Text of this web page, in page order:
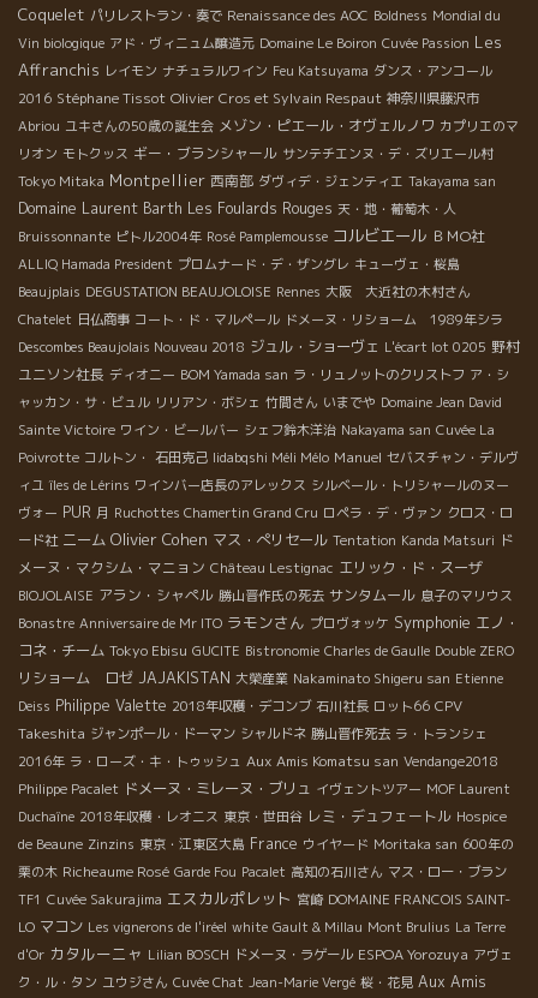
Coquelet パリレストラン・奏で Renaissance des AOC Boldness Mondial du
Vin biologique アド・ヴィニュム醸造元 Domaine Le Boiron Cuvée Passion Les
Affranchis レイモン ナチュラルワイン Feu Katsuyama ダンス・アンコール
2016 Stéphane Tissot Olivier Cros et Sylvain Respaut 神奈川県藤沢市
Abriou ユキさんの50歳の誕生会 メゾン・ピエール・オヴェルノワ カプリエのマ
リオン モトクッス ギー・ブランシャール サンテチエンヌ・デ・ズリエール村
Tokyo Mitaka Montpellier 西南部 ダヴィデ・ジェンティエ Takayama san
Domaine Laurent Barth Les Foulards Rouges 天・地・葡萄木・人
Bruissonnante ピトル2004年 Rosé Pamplemousse コルビエール ＢＭО社
ALLIQ Hamada President プロムナード・デ・ザングレ キューヴェ・桜島
Beaujplais DEGUSTATION BEAUJOLOISE Rennes 大阪 大近社の木村さん
Chatelet 日仏商事 コート・ド・マルペール ドメーヌ・リショーム 1989年シラ
Descombes Beaujolais Nouveau 2018 ジュル・ショーヴェ L'écart lot 0205 野村
ユニソン社長 ディオニー BOM Yamada san ラ・リュノットのクリストフ ア・シ
ャッカン・サ・ビュル リリアン・ボシェ 竹間さん いまでや Domaine Jean David
Sainte Victoire ワイン・ビールバー シェフ鈴木洋治 Nakayama san Cuvée La
Poivrotte コルトン・ 石田克己 Iidabqshi Méli Mélo Manuel セバスチャン・デルヴ
ィユ îles de Lérins ワインバー店長のアレックス シルベール・トリシャールのヌー
ヴォー PUR 月 Ruchottes Chamertin Grand Cru ロペラ・デ・ヴァン クロス・ロ
ード社 ニーム Olivier Cohen マス・ぺリセール Tentation Kanda Matsuri ド
メーヌ・マクシム・マニョン Château Lestignac エリック・ド・スーザ
BIOJOLAISE アラン・シャペル 勝山晋作氏の死去 サンタムール 息子のマリウス
Bonastre Anniversaire de Mr ITO ラモンさん プロヴォッケ Symphonie エノ・
コネ・チーム Tokyo Ebisu GUCITE Bistronomie Charles de Gaulle Double ZERO
リショーム ロゼ JAJAKISTAN 大榮産業 Nakaminato Shigeru san Etienne
Deiss Philippe Valette 2018年収穫・デコンブ 石川社長 ロット66 CPV
Takeshita ジャンポール・ドーマン シャルドネ 勝山晋作死去 ラ・トランシェ
2016年 ラ・ローズ・キ・トゥッシュ Aux Amis Komatsu san Vendange2018
Philippe Pacalet ドメーヌ・ミレーヌ・ブリュ イヴェントツアー MOF Laurent
Duchaîne 2018年収穫・レオニス 東京・世田谷 レミ・デュフェートル Hospice
de Beaune Zinzins 東京・江東区大島 France ウイヤード Moritaka san 600年の
栗の木 Richeaume Rosé Garde Fou Pacalet 高知の石川さん マス・ロー・ブラン
TF1 Cuvée Sakurajima エスカルポレット 宮崎 DOMAINE FRANCOIS SAINT-
LO マコン Les vignerons de l'iréel white Gault & Millau Mont Brulius La Terre
d'Or カタルーニャ Lilian BOSCH ドメーヌ・ラゲール ESPOA Yorozuya アヴェ
ク・ル・タン ユウジさん Cuvée Chat Jean-Marie Vergé 桜・花見 Aux Amis